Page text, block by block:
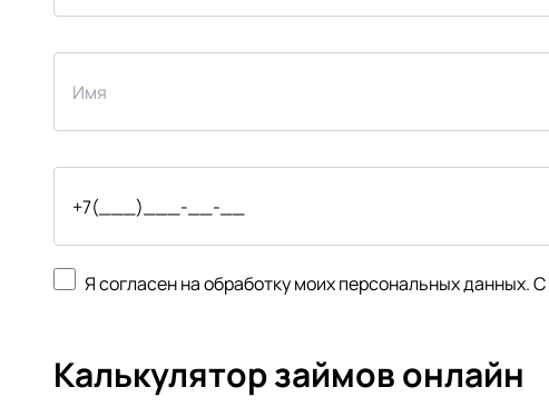
Я согласен на обработку моих персональных данных. С
Калькулятор займов онлайн